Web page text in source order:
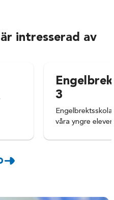
intresserad av
3
våra yngre